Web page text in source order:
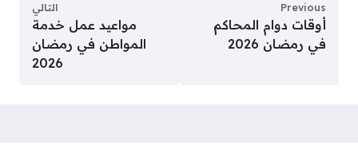
Previous
أوقات دوام المحاكم
في رمضان 2026
التالي
مواعيد عمل خدمة
المواطن في رمضان
2026